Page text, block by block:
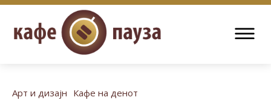
Арт и дизајн Кафе на денот